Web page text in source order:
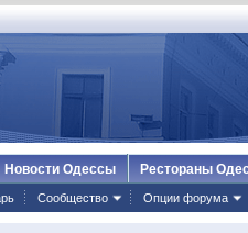
Сообщество Опции форума
Новости Одессы Рестораны